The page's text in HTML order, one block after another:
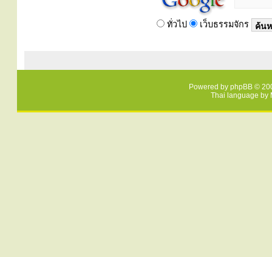
ทั่วไป เว็บธรรมจักร
Powered by phpBB ©
Thai language by